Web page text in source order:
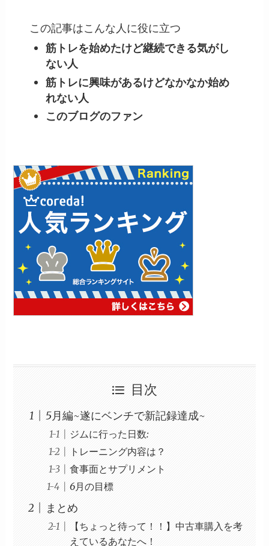
この記事はこんな人に役に立つ
筋トレを始めたけど継続できる気がし
ない人
筋トレに興味があるけどなかなか始め
れない人
このブログのファン
目次
5月編~遂にベンチで新記録達成~
ジムに行った日数:
トレーニング内容は？
食事面とサプリメント
6月の目標
まとめ
【ちょっと待って！！】中古車購入を考
えているあなたへ！